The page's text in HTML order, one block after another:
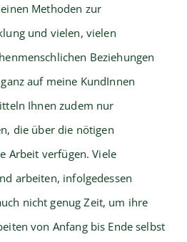
Methoden zur
und vielen, vielen
Beziehungen
auf meine KundInnen
Ihnen zudem nur
die über die nötigen
Arbeit verfügen. Viele
arbeiten, infolgedessen
nicht genug Zeit, um ihre
von Anfang bis Ende selbst